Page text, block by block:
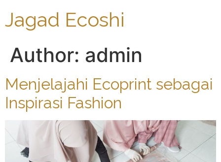
Jagad Ecoshi
Author: admin
Menjelajahi Ecoprint sebagai
Inspirasi Fashion